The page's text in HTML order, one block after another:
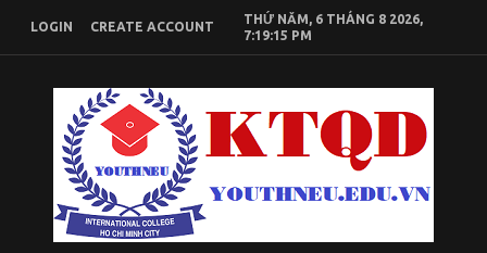
content
LOGIN CREATE ACCOUNT
THỨ NĂM, 6 THÁNG 8 2026,
7:19:16 PM